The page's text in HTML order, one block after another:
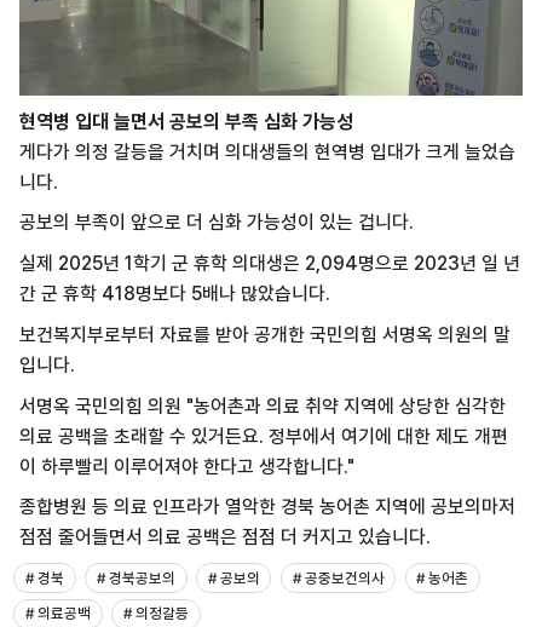
현역병 입대 늘면서 공보의 부족 심화 가능성
게다가 의정 갈등을 거치며 의대생들의 현역병 입대가 크게 늘었습
니다.
공보의 부족이 앞으로 더 심화 가능성이 있는 겁니다.
실제 2025년 1학기 군 휴학 의대생은 2,094명으로 2023년 일 년
간 군 휴학 418명보다 5배나 많았습니다.
보건복지부로부터 자료를 받아 공개한 국민의힘 서명옥 의원의 말
입니다.
서명옥 국민의힘 의원 "농어촌과 의료 취약 지역에 상당한 심각한
의료 공백을 초래할 수 있거든요. 정부에서 여기에 대한 제도 개편
이 하루빨리 이루어져야 한다고 생각합니다."
종합병원 등 의료 인프라가 열악한 경북 농어촌 지역에 공보의마저
점점 줄어들면서 의료 공백은 점점 더 커지고 있습니다.
# 경북 # 경북공보의 # 공보의 # 공중보건의사
# 농어촌
# 의료공백
# 의정갈등